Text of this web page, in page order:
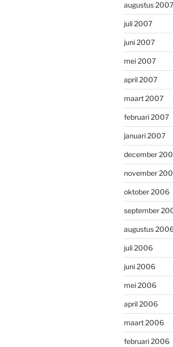
augustus 2007
juli 2007
juni 2007
mei 2007
april 2007
maart 2007
februari 2007
januari 2007
december
november
oktober 2006
september
augustus
juli 2006
juni 2006
mei 2006
april 2006
maart 2006
februari 2006